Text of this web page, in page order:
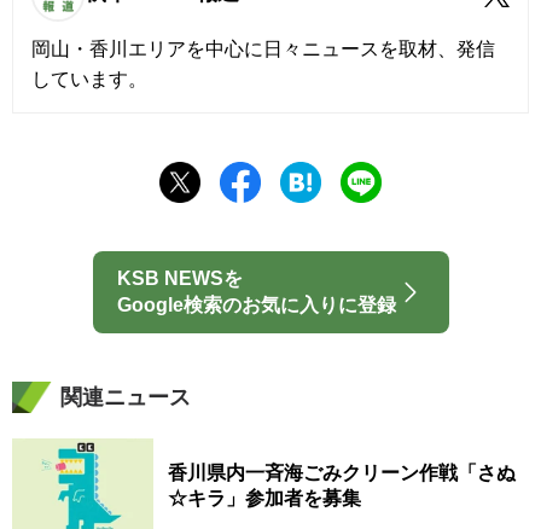
岡山・香川エリアを中心に日々ニュースを取材、発信
しています。
KSB NEWSを
Google検索のお気に入りに登録
関連ニュース
香川県内一斉海ごみクリーン作戦「さぬ
☆キラ」参加者を募集